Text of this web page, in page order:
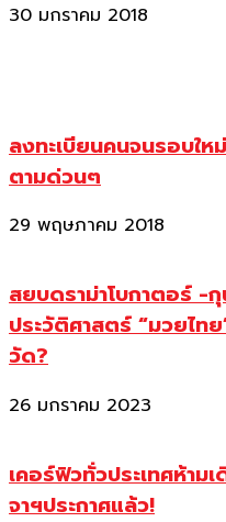
30 มกราคม 2018
ลงทะเบียนคนจนรอบให
ตามด่วนๆ
29 พฤษภาคม 2018
สยบดราม่าโบกาตอร์ -
ประวัติศาสตร์ “มวยไท
วัด?
26 มกราคม 2023
เคอร์ฟิวทั่วประเทศห้าม
จาฯประกาศแล้ว!